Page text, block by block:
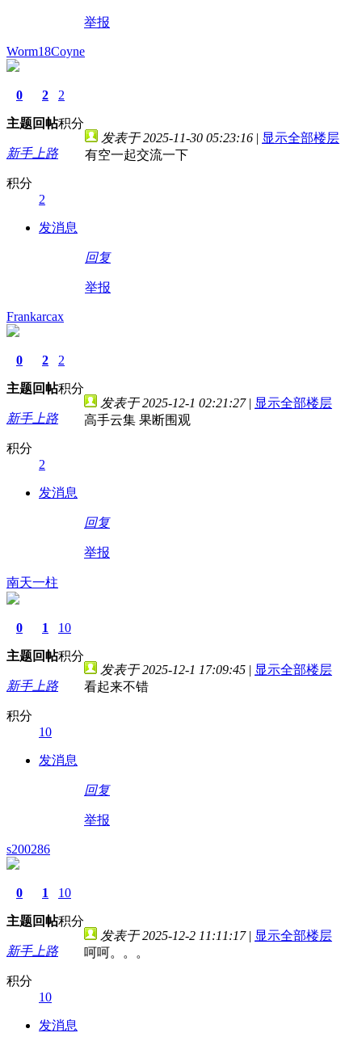
举报
Worm18Coyne
0
主题
2
回帖
2
积分
新手上路
积分
2
发消息
发表于 2025-11-30 05:23:16 | 显示全部楼层
有空一起交流一下
回复
举报
Frankarcax
0
主题
2
回帖
2
积分
新手上路
积分
2
发消息
发表于 2025-12-1 02:21:27 | 显示全部楼层
高手云集 果断围观
回复
举报
南天一柱
0
主题
1
回帖
10
积分
新手上路
积分
10
发消息
发表于 2025-12-1 17:09:45 | 显示全部楼层
看起来不错
回复
举报
s200286
0
主题
1
回帖
10
积分
新手上路
积分
10
发消息
发表于 2025-12-2 11:11:17 | 显示全部楼层
呵呵。。。